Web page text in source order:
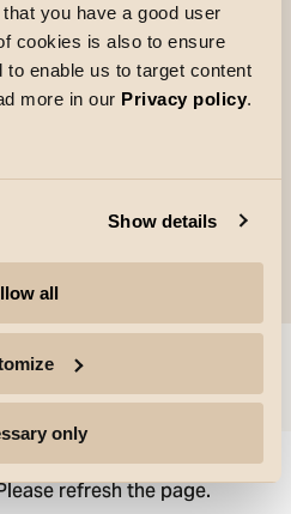
you have a good user
cookies is also to ensure
enable us to target content
more in our Privacy policy.
Show details
all
only
verden man er, Matter-
OTA-opdateringer.
og en masse
til
refresh the page.